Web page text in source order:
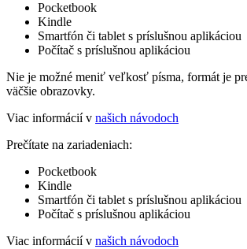
Pocketbook
Kindle
Smartfón či tablet s príslušnou aplikáciou
Počítač s príslušnou aplikáciou
Nie je možné meniť veľkosť písma, formát je
väčšie obrazovky.
Viac informácií v našich návodoch
Prečítate na zariadeniach:
Pocketbook
Kindle
Smartfón či tablet s príslušnou aplikáciou
Počítač s príslušnou aplikáciou
Viac informácií v našich návodoch